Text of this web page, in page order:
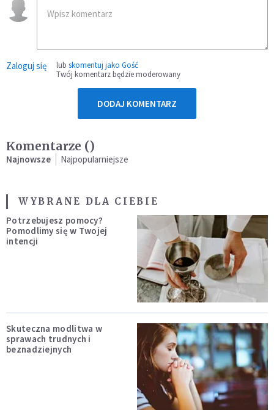
Zaloguj się lub skomentuj jako Gość
Twój komentarz będzie moderowany
DODAJ KOMENTARZ
Komentarze ()
Najnowsze Najpopularniejsze
WYBRANE DLA CIEBIE
Potrzebujesz pomocy?
Pomodlimy się w Twojej
intencji
Skuteczna modlitwa w
sprawach trudnych i
beznadziejnych